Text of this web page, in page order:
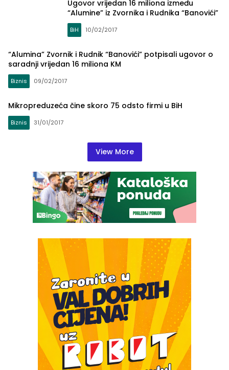
Ugovor vrijedan 16 miliona između
“Alumine” iz Zvornika i Rudnika “Banovići”
BiH 10/02/2017
“Alumina” Zvornik i Rudnik “Banovići” potpisali ugovor o
saradnji vrijedan 16 miliona KM
Biznis 09/02/2017
Mikropreduzeća čine skoro 75 odsto firmi u BiH
Biznis 31/01/2017
View More